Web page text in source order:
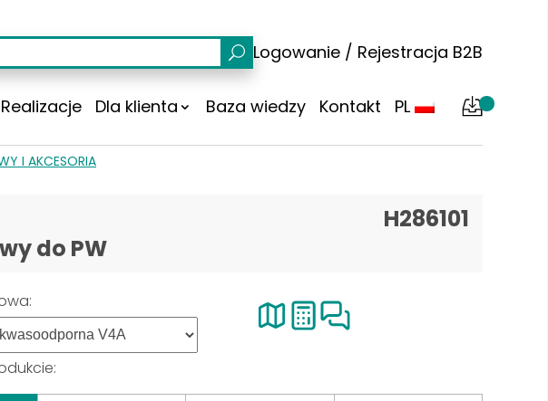
Logowanie / Rejestracja B2B
Realizacje Dla klienta Baza wiedzy Kontakt PL
I AKCESORIA
do PW
H286101